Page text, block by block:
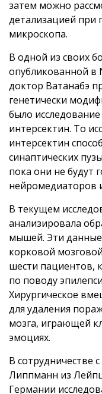
затем можно
детализацией при
микроскопа.
В одной из своих
опубликованной в
доктор Ватанабэ
генетически
было
интерсектин. То
интерсектин
синаптических
пока они не будут
нейромедиаторов
В текущем
анализировала
мышей. Эти
корковой
шести пациентов,
по поводу
Хирургическое
для удаления
мозга, играющей
эмоциях.
В сотрудничестве
Липпманн из
Германии